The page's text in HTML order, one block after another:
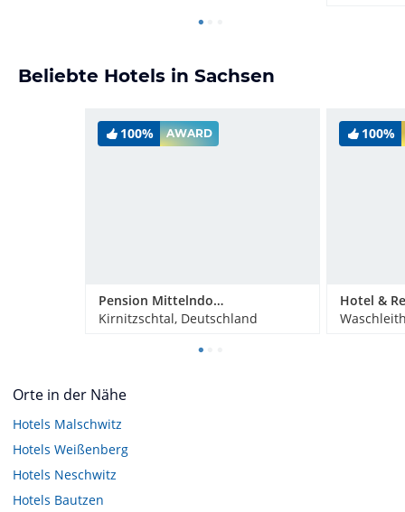
Beliebte Hotels in Sachsen
100% AWARD
Pension Mittelndorfer Mühle
Kirnitzschtal, Deutschland
100%
Orte in der Nähe
Hotels Malschwitz
Hotels Weißenberg
Hotels Neschwitz
Hotels Bautzen